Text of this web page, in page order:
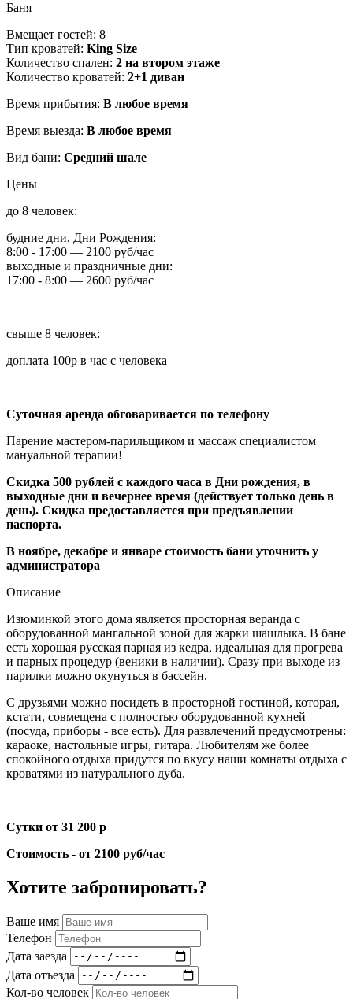
Баня
Вмещает гостей: 8
Тип кроватей: King Size
Количество спален: 2 на втором этаже
Количество кроватей: 2+1 диван
Время прибытия: В любое время
Время выезда: В любое время
Вид бани: Средний шале
Цены
до 8 человек:
будние дни, Дни Рождения:
8:00 - 17:00 — 2100 руб/час
выходные и праздничные дни:
17:00 - 8:00 — 2600 руб/час
свыше 8 человек:
доплата 100р в час с человека
Суточная аренда обговаривается по телефону
Парение мастером-парильщиком и массаж специалистом
мануальной терапии!
Скидка 500 рублей с каждого часа в Дни рождения, в
выходные дни и вечернее время (действует только день в
день). Скидка предоставляется при предъявлении
паспорта.
В ноябре, декабре и январе стоимость бани уточнить у
администратора
Описание
Изюминкой этого дома является просторная веранда с
оборудованной мангальной зоной для жарки шашлыка. В бане
есть хорошая русская парная из кедра, идеальная для прогрева
и парных процедур (веники в наличии). Сразу при выходе из
парилки можно окунуться в бассейн.
С друзьями можно посидеть в просторной гостиной, которая,
кстати, совмещена с полностью оборудованной кухней
(посуда, приборы - все есть). Для развлечений предусмотрены:
караоке, настольные игры, гитара. Любителям же более
спокойного отдыха придутся по вкусу наши комнаты отдыха с
кроватями из натурального дуба.
Сутки от 31 200 р
Стоимость - от 2100 руб/час
Хотите забронировать?
Ваше имя
Телефон
Дата заезда
Дата отъезда
Кол-во человек